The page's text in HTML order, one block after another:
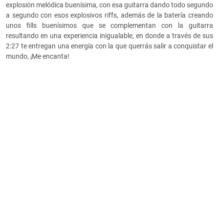
explosión melódica buenísima, con esa guitarra dando todo segundo
a segundo con esos explosivos riffs, además de la batería creando
unos fills buenísimos que se complementan con la guitarra
resultando en una experiencia inigualable, en donde a través de sus
2:27 te entregan una energía con la que querrás salir a conquistar el
mundo, ¡Me encanta!